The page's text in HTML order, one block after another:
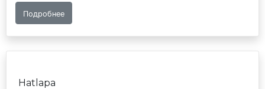
Подробнее
Hatlapa